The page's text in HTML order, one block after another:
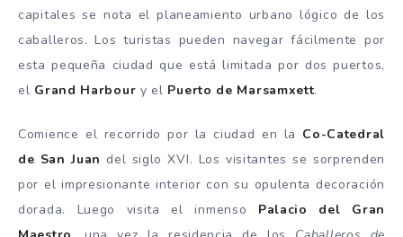
capitales se nota el planeamiento urbano lógico de los
caballeros. Los turistas pueden navegar fácilmente por
esta pequeña ciudad que está limitada por dos puertos,
el Grand Harbour y el Puerto de Marsamxett.
Comience el recorrido por la ciudad en la Co-Catedral
de San Juan del siglo XVI. Los visitantes se sorprenden
por el impresionante interior con su opulenta decoración
dorada. Luego visita el inmenso Palacio del Gran